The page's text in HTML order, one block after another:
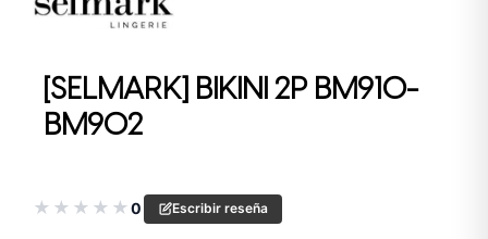
[SELMARK] BIKINI 2P BM910-
BM902
★ ★ ★ ★ ★0 Escribir reseña